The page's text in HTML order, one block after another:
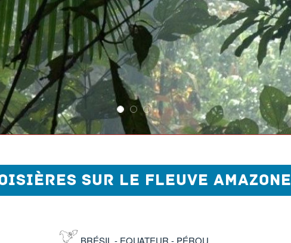
SUR LE FLEUVE AMAZONE
BRÉSIL - EQUATEUR - PÉROU